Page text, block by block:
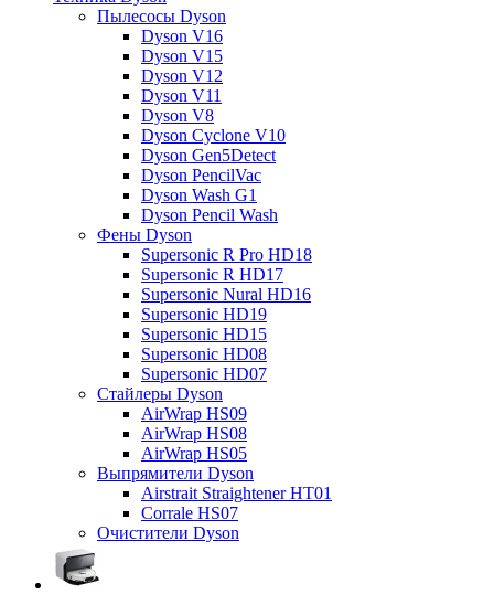
Пылесосы Dyson
Dyson V16
Dyson V15
Dyson V12
Dyson V11
Dyson V8
Dyson Cyclone V10
Dyson Gen5Detect
Dyson PencilVac
Dyson Wash G1
Dyson Pencil Wash
Фены Dyson
Supersonic R Pro HD18
Supersonic R HD17
Supersonic Nural HD16
Supersonic HD19
Supersonic HD15
Supersonic HD08
Supersonic HD07
Стайлеры Dyson
AirWrap HS09
AirWrap HS08
AirWrap HS05
Выпрямители Dyson
Airstrait Straightener HT01
Corrale HS07
Очистители Dyson